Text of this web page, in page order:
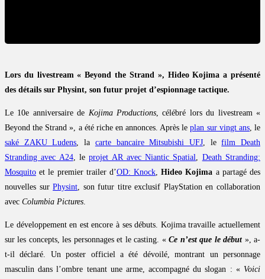
Lors du livestream « Beyond the Strand », Hideo Kojima a présenté
des détails sur Physint, son futur projet d’espionnage tactique.
Le 10e anniversaire de Kojima Productions, célébré lors du livestream «
Beyond the Strand », a été riche en annonces. Après leplan sur vingt ans, le
saké ZAKU Ludens, la carte bancaire Mitsubishi UFJ, lefilm Death
Stranding avec A24, leprojet AR avec Niantic Spatial, Death Stranding:
Mosquito et le premier trailer d’OD: Knock,Hideo Kojima a partagé des
nouvelles surPhysint, son futur titre exclusif PlayStation en collaboration
avec Columbia Pictures.
Le développement en est encore à ses débuts. Kojima travaille actuellement
sur les concepts, les personnages et le casting. «Ce n’est que le début», a-
t-il déclaré. Un poster officiel a été dévoilé, montrant un personnage
masculin dans l’ombre tenant une arme, accompagné du slogan : « Voici